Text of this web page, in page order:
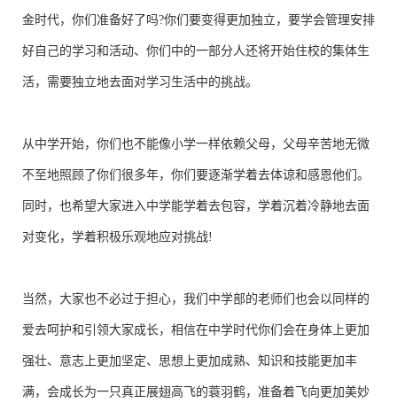
金时代，你们准备好了吗?你们要变得更加独立，要学会管理安排
好自己的学习和活动、你们中的一部分人还将开始住校的集体生
活，需要独立地去面对学习生活中的挑战。
从中学开始，你们也不能像小学一样依赖父母，父母辛苦地无微
不至地照顾了你们很多年，你们要逐渐学着去体谅和感恩他们。
同时，也希望大家进入中学能学着去包容，学着沉着冷静地去面
对变化，学着积极乐观地应对挑战!
当然，大家也不必过于担心，我们中学部的老师们也会以同样的
爱去呵护和引领大家成长，相信在中学时代你们会在身体上更加
强壮、意志上更加坚定、思想上更加成熟、知识和技能更加丰
满，会成长为一只真正展翅高飞的蓑羽鹤，准备着飞向更加美妙